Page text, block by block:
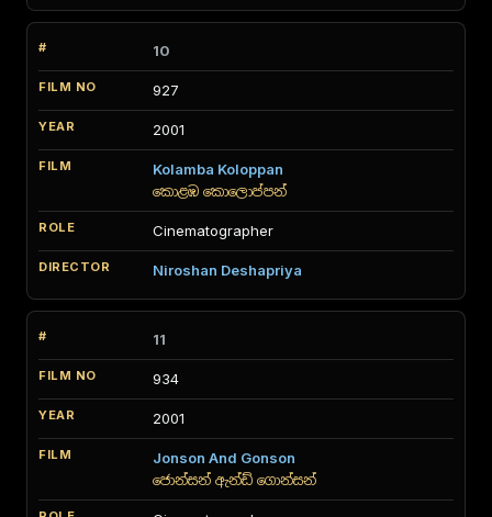
10
927
2001
Kolamba Koloppan
කොළඹ කොලොප්පන්
Cinematographer
Niroshan Deshapriya
11
934
2001
Jonson And Gonson
ජොන්සන් ඇන්ඩ් ගොන්සන්